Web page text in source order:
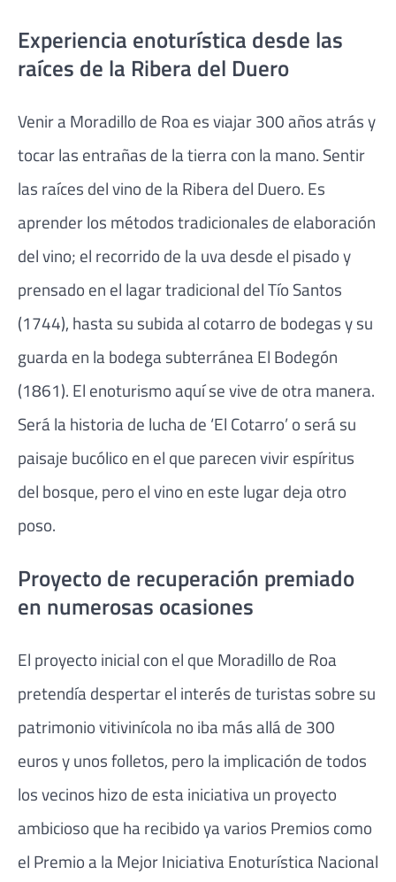
Experiencia enoturística desde las
raíces de la Ribera del Duero
Venir a Moradillo de Roa es viajar 300 años atrás y
tocar las entrañas de la tierra con la mano. Sentir
las raíces del vino de la Ribera del Duero. Es
aprender los métodos tradicionales de elaboración
del vino; el recorrido de la uva desde el pisado y
prensado en el lagar tradicional del Tío Santos
(1744), hasta su subida al cotarro de bodegas y su
guarda en la bodega subterránea El Bodegón
(1861). El enoturismo aquí se vive de otra manera.
Será la historia de lucha de ‘El Cotarro’ o será su
paisaje bucólico en el que parecen vivir espíritus
del bosque, pero el vino en este lugar deja otro
poso.
Proyecto de recuperación premiado
en numerosas ocasiones
El proyecto inicial con el que Moradillo de Roa
pretendía despertar el interés de turistas sobre su
patrimonio vitivinícola no iba más allá de 300
euros y unos folletos, pero la implicación de todos
los vecinos hizo de esta iniciativa un proyecto
ambicioso que ha recibido ya varios Premios como
el Premio a la Mejor Iniciativa Enoturística Nacional